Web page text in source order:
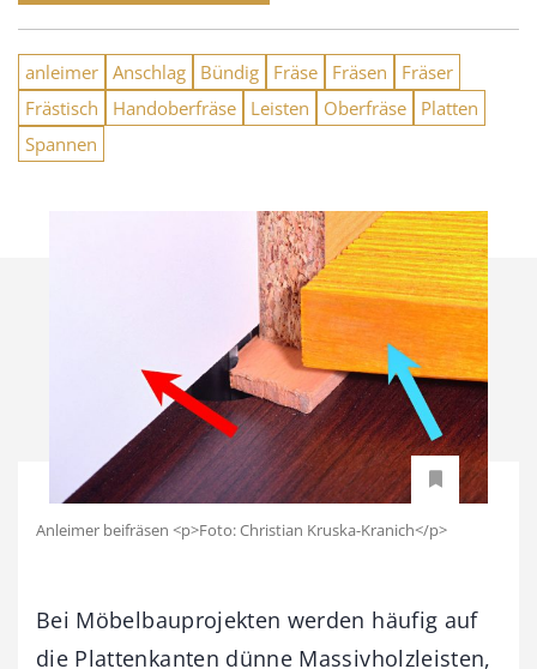
anleimer Anschlag Bündig Fräse Fräsen
Fräser
Frästisch
Handoberfräse Leisten Oberfräse
Platten
Spannen
Anleimer beifräsen <p>Foto: Christian Kruska-Kranich</p>
Bei Möbelbauprojekten werden häufig auf
die Plattenkanten dünne Massivholzleisten,